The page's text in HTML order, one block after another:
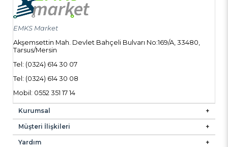
EMKS Market
Akşemsettin Mah. Devlet Bahçeli Bulvarı No:169/A, 33480,
Tarsus/Mersin
Tel: (0324) 614 30 07
Tel: (0324) 614 30 08
Mobil: 0552 351 17 14
Kurumsal
Müşteri İlişkileri
Yardım